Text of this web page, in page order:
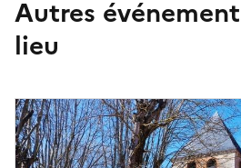
Autres
lieu